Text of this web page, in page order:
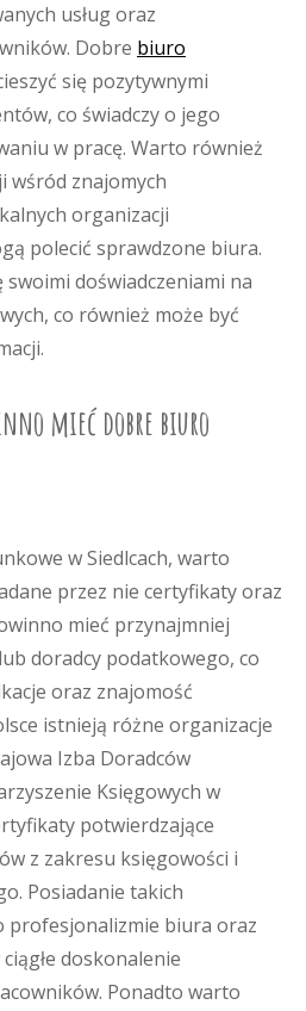
usług oraz
Dobre biuro
się pozytywnymi
co świadczy o jego
w pracę. Warto również
wśród znajomych
organizacji
polecić sprawdzone biura.
swoimi doświadczeniami na
co również może być
mieć dobre biuro
w Siedlcach, warto
przez nie certyfikaty oraz
mieć przynajmniej
doradcy podatkowego, co
oraz znajomość
istnieją różne organizacje
Izba Doradców
Księgowych w
potwierdzające
z zakresu księgowości i
Posiadanie takich
profesjonalizmie biura oraz
doskonalenie
Ponadto warto